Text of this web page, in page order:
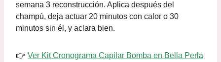
semana 3 reconstrucción. Aplica después del
champú, deja actuar 20 minutos con calor o 30
minutos sin él, y aclara bien.
👉 Ver Kit Cronograma Capilar Bomba en Bella Perla